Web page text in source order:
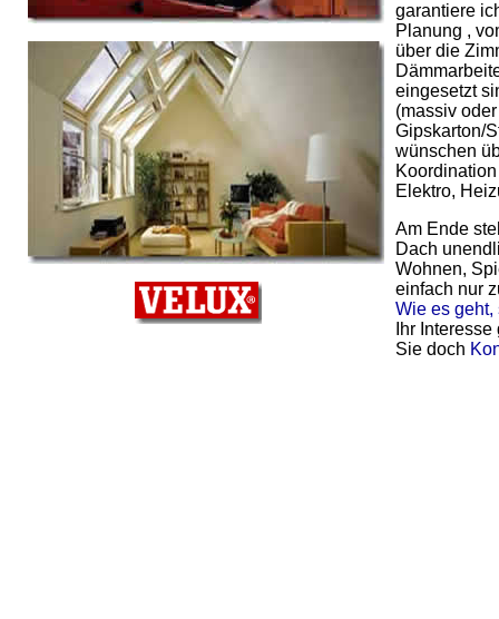
garantiere
Planung ,
über die
eingesetzt
(massiv
Gipskarton/
wünschen
Elektro,
Am Ende
Dach
Wohnen,
einfach nur
Wie es
Ihr
Sie doch